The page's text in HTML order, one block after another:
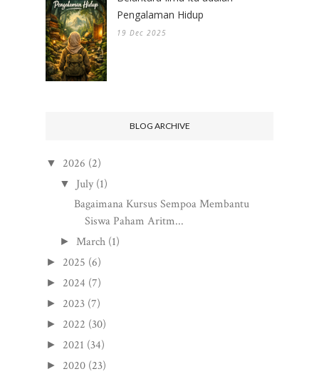
Pengalaman Hidup
19 Dec 2025
BLOG ARCHIVE
▼ 2026 (2)
▼ July (1)
Bagaimana Kursus Sempoa Membantu
Siswa Paham Aritm...
► March (1)
► 2025 (6)
► 2024 (7)
► 2023 (7)
► 2022 (30)
► 2021 (34)
► 2020 (23)